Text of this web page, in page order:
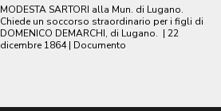
MODESTA SARTORI alla Mun. di Lugano.
Chiede un soccorso straordinario per i figli di
DOMENICO DEMARCHI, di Lugano. | 22
dicembre 1864 | Documento